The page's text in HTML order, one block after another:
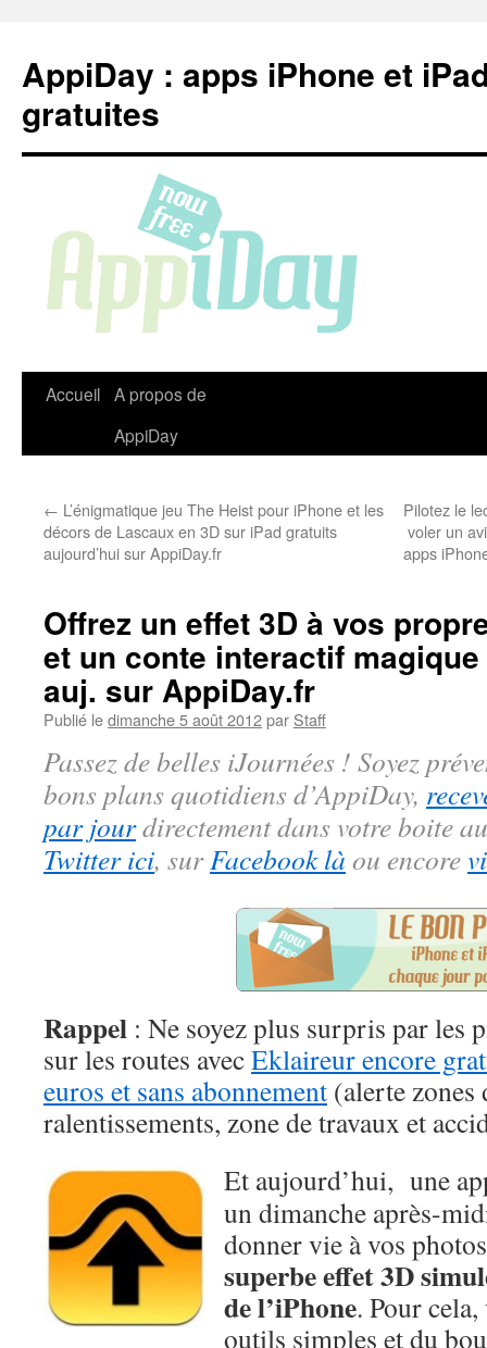
contenu
AppiDay : apps iPhone et
gratuites
Accueil A propos de
AppiDay
← L’énigmatique jeu The Heist pour iPhone et les
décors de Lascaux en 3D sur iPad gratuits
aujourd’hui sur AppiDay.fr
Pilotez le
voler un
apps
Offrez un effet 3D à vos
et un conte interactif
auj. sur AppiDay.fr
Publié ledimanche 5 août 2012par Staff
Passez de belles iJournées ! Soyez
bons plans quotidiens d’AppiDay,
par jourdirectement dans votre boite
Twitter ici, surFacebook là ou encore
Rappel : Ne soyez plus surpris par les
sur les routes avecEklaireur encore
euros et sans abonnement (alerte zones
ralentissements, zone de travaux et
Et aujourd’hui, une
un dimanche après-
donner vie à vos
superbe effet 3D
de l’iPhone. Pour
outils simples et du